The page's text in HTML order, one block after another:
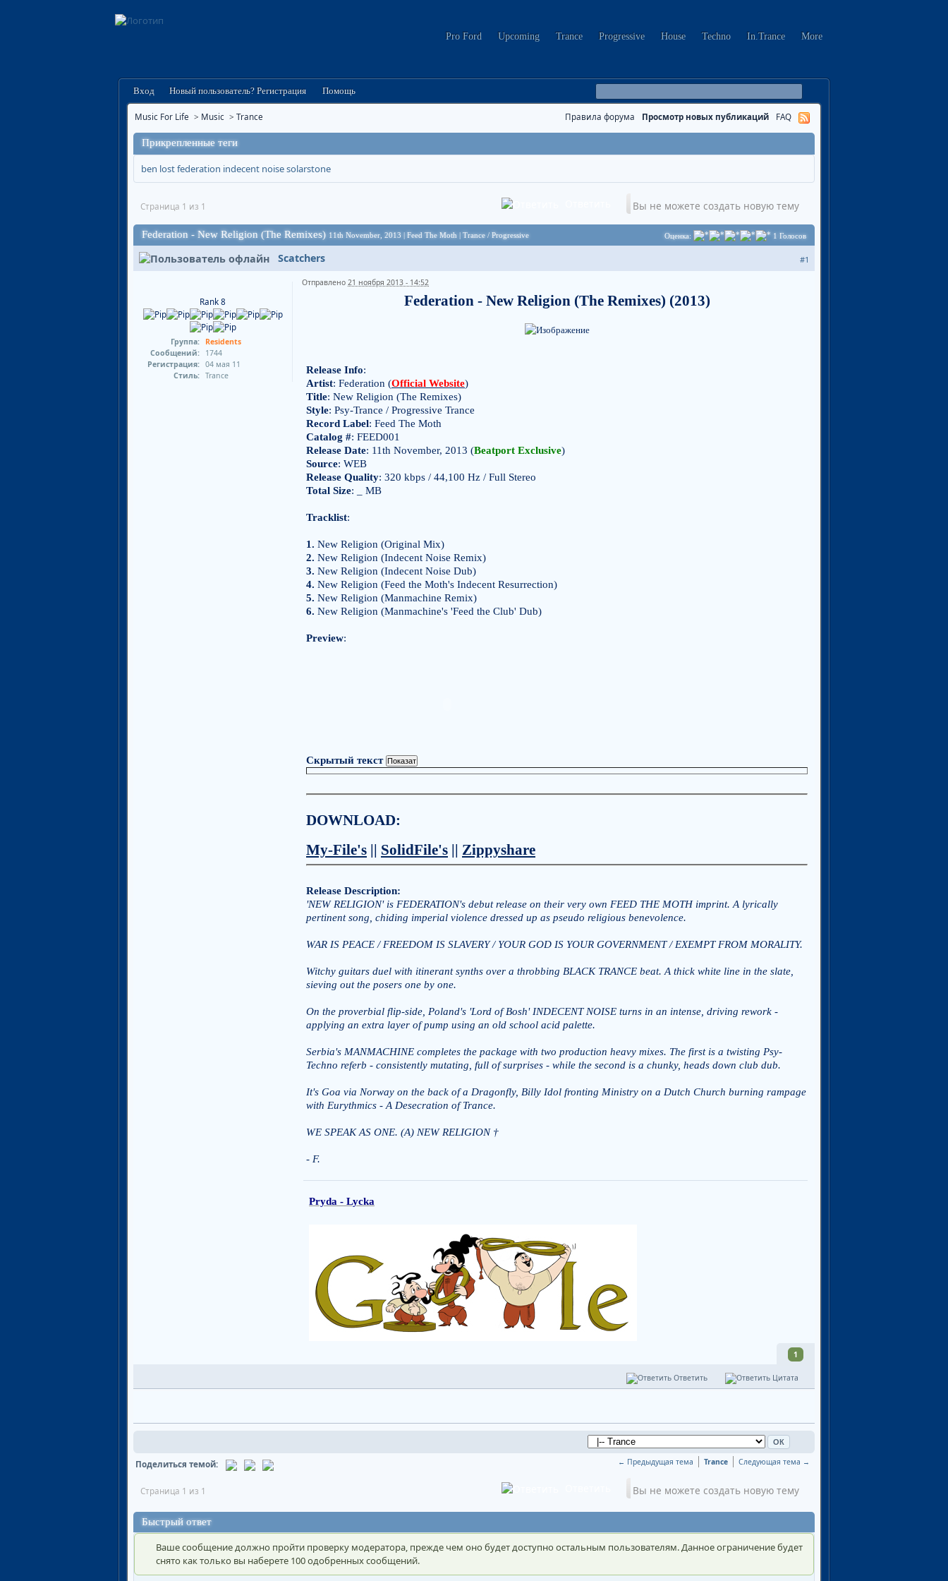
Pro Ford Upcoming Trance Progressive House Techno In.Trance More
Вход Новый пользователь? Регистрация Помощь
Music For Life > Music > Trance Правила форума Просмотр новых публикаций FAQ
Прикрепленные теги
ben lostfederation indecent noisesolarstone
Страница 1 из 1 Вы не можете создать новую тему
Federation - New Religion (The Remixes) 11th November, 2013 | Feed The Moth | Trance / Progressive Оценка: 1 Голосов
#1
Scatchers
Rank 8
Группа:
Residents
Сообщений:
1744
Регистрация:
04 мая 11
Стиль:
Trance
Отправлено 21 ноября 2013 - 14:52
Federation - New Religion (The Remixes) (2013)
Release Info:
Artist: Federation (Official Website)
Title: New Religion (The Remixes)
Style: Psy-Trance / Progressive Trance
Record Label: Feed The Moth
Catalog #: FEED001
Release Date: 11th November, 2013 (Beatport Exclusive)
Source: WEB
Release Quality: 320 kbps / 44,100 Hz / Full Stereo
Total Size: _ MB
Tracklist:
1. New Religion (Original Mix)
2. New Religion (Indecent Noise Remix)
3. New Religion (Indecent Noise Dub)
4. New Religion (Feed the Moth's Indecent Resurrection)
5. New Religion (Manmachine Remix)
6. New Religion (Manmachine's 'Feed the Club' Dub)
Preview:
Скрытый текст
DOWNLOAD:
My-File's
SolidFile's Zippyshare
Release Description:
'NEW RELIGION' is FEDERATION's debut release on their very own FEED THE MOTH imprint. A lyrically
pertinent song, chiding imperial violence dressed up as pseudo religious benevolence.
WAR IS PEACE / FREEDOM IS SLAVERY / YOUR GOD IS YOUR GOVERNMENT / EXEMPT FROM MORALITY.
Witchy guitars duel with itinerant synths over a throbbing BLACK TRANCE beat. A thick white line in the slate,
sieving out the posers one by one.
On the proverbial flip-side, Poland's 'Lord of Bosh' INDECENT NOISE turns in an intense, driving rework -
applying an extra layer of pump using an old school acid palette.
Serbia's MANMACHINE completes the package with two production heavy mixes. The first is a twisting Psy-
Techno referb - consistently mutating, full of surprises - while the second is a chunky, heads down club dub.
It's Goa via Norway on the back of a Dragonfly, Billy Idol fronting Ministry on a Dutch Church burning rampage
with Eurythmics - A Desecration of Trance.
WE SPEAK AS ONE. (A) NEW RELIGION †
- F.
Pryda - Lycka
1
Цитата
Ответить
← Предыдущая тема Trance Следующая тема →
Поделиться темой:
Страница 1 из 1 Вы не можете создать новую тему
Быстрый ответ
Ваше сообщение должно пройти проверку модератора, прежде чем оно будет доступно остальным пользователям. Данное ограничение будет
снято как только вы наберете 100 одобренных сообщений.